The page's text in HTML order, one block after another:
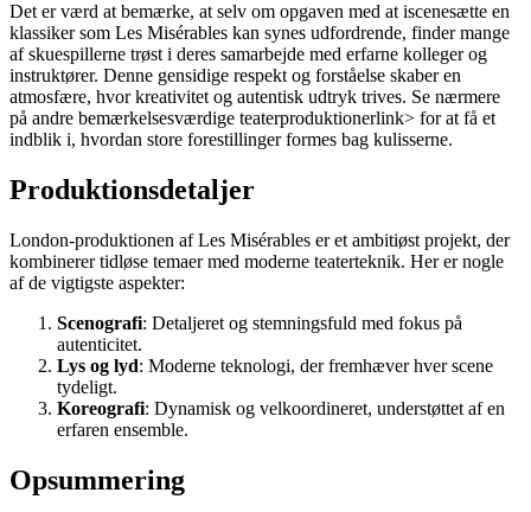
Det er værd at bemærke, at selv om opgaven med at iscenesætte en
klassiker som Les Misérables kan synes udfordrende, finder mange
af skuespillerne trøst i deres samarbejde med erfarne kolleger og
instruktører. Denne gensidige respekt og forståelse skaber en
atmosfære, hvor kreativitet og autentisk udtryk trives. Se nærmere
på andre bemærkelsesværdige teaterproduktionerlink> for at få et
indblik i, hvordan store forestillinger formes bag kulisserne.
Produktionsdetaljer
London-produktionen af Les Misérables er et ambitiøst projekt, der
kombinerer tidløse temaer med moderne teaterteknik. Her er nogle
af de vigtigste aspekter:
Scenografi: Detaljeret og stemningsfuld med fokus på
autenticitet.
Lys og lyd: Moderne teknologi, der fremhæver hver scene
tydeligt.
Koreografi: Dynamisk og velkoordineret, understøttet af en
erfaren ensemble.
Opsummering